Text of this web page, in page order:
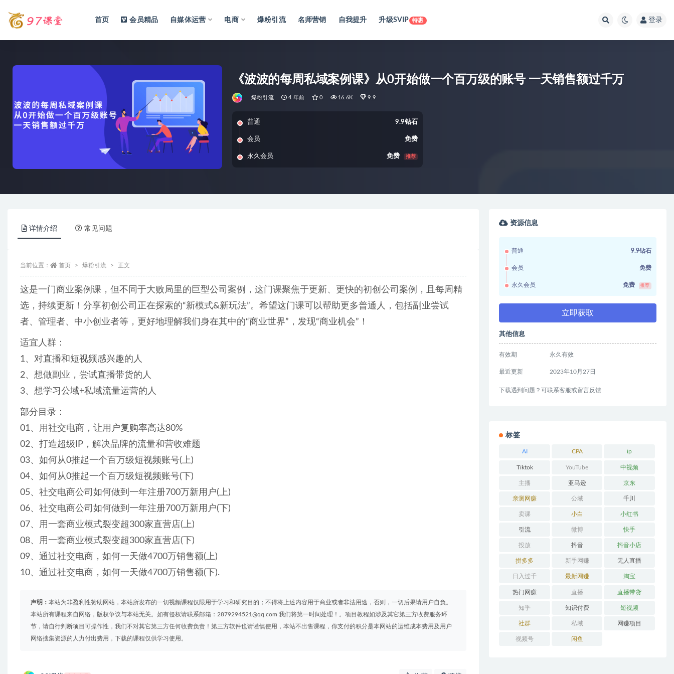
首页 会员精品 自媒体运营 电商 爆粉引流 名师营销 自我提升 升级SVIP 特惠 登录
《波波的每周私域案例课》从0开始做一个百万级的账号 一天销售额过千万
爆粉引流 4 年前 0 16.6K 9.9
普通 9.9钻石
会员 免费
永久会员 免费 推荐
详情介绍 常见问题
当前位置： 首页 爆粉引流 正文
这是一门商业案例课，但不同于大败局里的巨型公司案例，这门课聚焦于更新、更快的初创公司案例，且每周精
选，持续更新！分享初创公司正在探索的“新模式&新玩法”。希望这门课可以帮助更多普通人，包括副业尝试
者、管理者、中小创业者等，更好地理解我们身在其中的“商业世界”，发现“商业机会”！
适宜人群：
1、对直播和短视频感兴趣的人
2、想做副业，尝试直播带货的人
3、想学习公域+私域流量运营的人
部分目录：
01、用社交电商，让用户复购率高达80%
02、打造超级IP，解决品牌的流量和营收难题
03、如何从0推起一个百万级短视频账号(上)
04、如何从0推起一个百万级短视频账号(下)
05、社交电商公司如何做到一年注册700万新用户(上)
06、社交电商公司如何做到一年注册700万新用户(下)
07、用一套商业模式裂变超300家直营店(上)
08、用一套商业模式裂变超300家直营店(下)
09、通过社交电商，如何一天做4700万销售额(上)
10、通过社交电商，如何一天做4700万销售额(下).
声明： 本站为非盈利性赞助网站，本站所发布的一切视频课程仅限用于学习和研究目的；不得将上述内容用于商业或者非法用途，否则，一切后果请用户自负。
本站所有课程来自网络，版权争议与本站无关。如有侵权请联系邮箱：2879294521@qq.com 我们将第一时间处理！。项目教程如涉及其它第三方收费服务环
节，请自行判断项目可操作性，我们不对其它第三方任何收费负责！第三方软件也请谨慎使用，本站不出售课程，你支付的积分是本网站的运维成本费用及用户
网络搜集资源的人力付出费用，下载的课程仅供学习使用。
资源信息
普通 9.9钻石
会员 免费
永久会员 免费 推荐
立即获取
其他信息
有效期 永久有效
最近更新 2023年10月27日
下载遇到问题？可联系客服或留言反馈
标签
AI CPA ip
Tiktok YouTube 中视频
主播 亚马逊 京东
亲测网赚 公域 千川
卖课 小白 小红书
引流 微博 快手
投放 抖音 抖音小店
拼多多 新手网赚 无人直播
日入过千 最新网赚 淘宝
热门网赚 直播 直播带货
知乎 知识付费 短视频
社群 私域 网赚项目
视频号 闲鱼